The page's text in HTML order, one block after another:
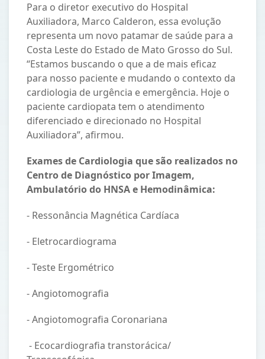
Para o diretor executivo do Hospital
Auxiliadora, Marco Calderon, essa evolução
representa um novo patamar de saúde para a
Costa Leste do Estado de Mato Grosso do Sul.
“Estamos buscando o que a de mais eficaz
para nosso paciente e mudando o contexto da
cardiologia de urgência e emergência. Hoje o
paciente cardiopata tem o atendimento
diferenciado e direcionado no Hospital
Auxiliadora”, afirmou.
Exames de Cardiologia que são realizados no
Centro de Diagnóstico por Imagem,
Ambulatório do HNSA e Hemodinâmica:
- Ressonância Magnética Cardíaca
- Eletrocardiograma
- Teste Ergométrico
- Angiotomografia
- Angiotomografia Coronariana
- Ecocardiografia transtorácica/